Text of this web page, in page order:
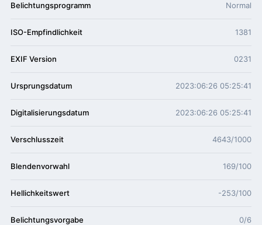
Belichtungsprogramm Normal
ISO-Empfindlichkeit 1381
EXIF Version 0231
Ursprungsdatum 2023:06:26 05:25:41
Digitalisierungsdatum 2023:06:26 05:25:41
Verschlusszeit 4643/1000
Blendenvorwahl 169/100
Hellichkeitswert -253/100
Belichtungsvorgabe 0/6